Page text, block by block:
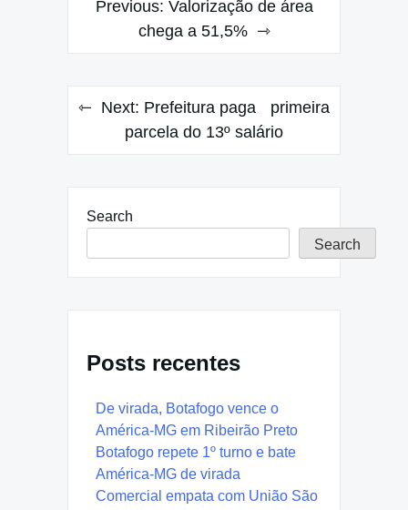
navigation
Previous: Valorização de área
chega a 51,5%
Next: Prefeitura paga primeira
parcela do 13º salário
Search
Search
Posts recentes
De virada, Botafogo vence o
América-MG em Ribeirão Preto
Botafogo repete 1º turno e bate
América-MG de virada
Comercial empata com União São